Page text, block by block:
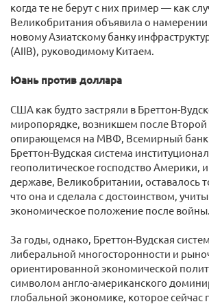
когда те не берут с них пример — как
Великобритания объявила о
новому Азиатскому банку
(AIIB), руководимому Китаем.
Юань против доллара
США как будто застряли в Бреттон-
миропорядке, возникшем после
опирающемся на МВФ, Всемирный
Бреттон-Вудская система
геополитическое господство Америки,
державе, Великобритании, оставалось
что она и сделала с достоинством,
экономическое положение после войны.
За годы, однако, Бреттон-Вудская
либеральной многосторонности и
ориентированной экономической
символом англо-американского
глобальной экономике, которое сейчас